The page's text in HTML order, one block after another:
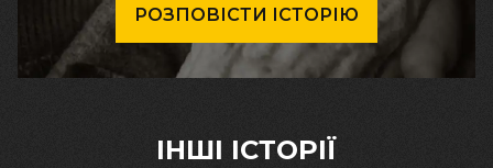
РОЗПОВІСТИ ІСТОРІЮ
ІНШІ ІСТОРІЇ